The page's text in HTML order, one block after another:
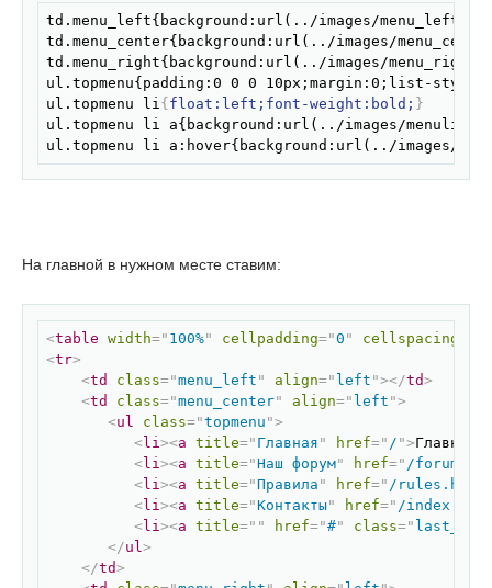
td.menu_left{background:url(../images/
td.menu_center{background:url(../images/
td.menu_right{background:url(../images/
ul.topmenu{padding:0 0 0 10px;margin:0;list-
ul.topmenu li{ float:left;font-weight:bold; }
ul.topmenu li a{background:url(../images/
ul.topmenu li a:hover{background:url(../images/
На главной в нужном месте ставим:
<table width=" 100%" cellpadding="0 " cellspacing
<tr>
<td class="menu_left " align=" left "></td>
<td class="menu_center" align=" left ">
<ul class="topmenu ">
<li ><a title=" Главная " href=" / ">Главная
<li ><a title="Наш форум" href=" /forum
<li ><a title="Правила " href=" /rules.html
<li ><a title="Контакты" href=" /
<li ><a title=" " href="#" class="
</ul >
</td>